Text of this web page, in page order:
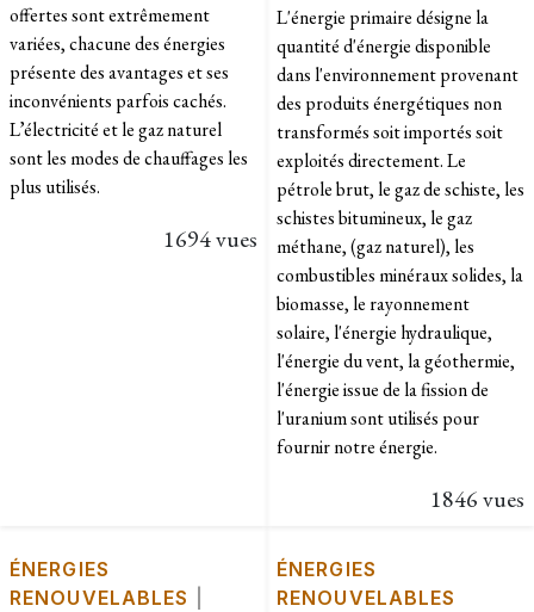
offertes sont extrêmement
variées, chacune des énergies
présente des avantages et ses
inconvénients parfois cachés.
L’électricité et le gaz naturel
sont les modes de chauffages les
plus utilisés.
1694 vues
L'énergie primaire désigne la
quantité d'énergie disponible
dans l'environnement provenant
des produits énergétiques non
transformés soit importés soit
exploités directement. Le
pétrole brut, le gaz de schiste, les
schistes bitumineux, le gaz
méthane, (gaz naturel), les
combustibles minéraux solides, la
biomasse, le rayonnement
solaire, l'énergie hydraulique,
l'énergie du vent, la géothermie,
l'énergie issue de la fission de
l'uranium sont utilisés pour
fournir notre énergie.
1846 vues
ÉNERGIES
RENOUVELABLES
ÉNERGIES
RENOUVELABLES